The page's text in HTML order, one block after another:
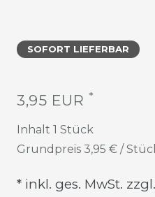
SOFORT LIEFERBAR
3,95 EUR *
Inhalt 1 Stück
Grundpreis 3,95 € /
* inkl. ges. MwSt. zzgl.